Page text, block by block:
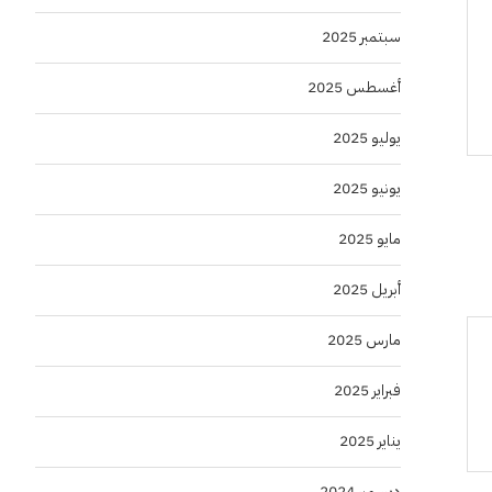
سبتمبر 2025
أغسطس 2025
يوليو 2025
يونيو 2025
مايو 2025
أبريل 2025
مارس 2025
فبراير 2025
يناير 2025